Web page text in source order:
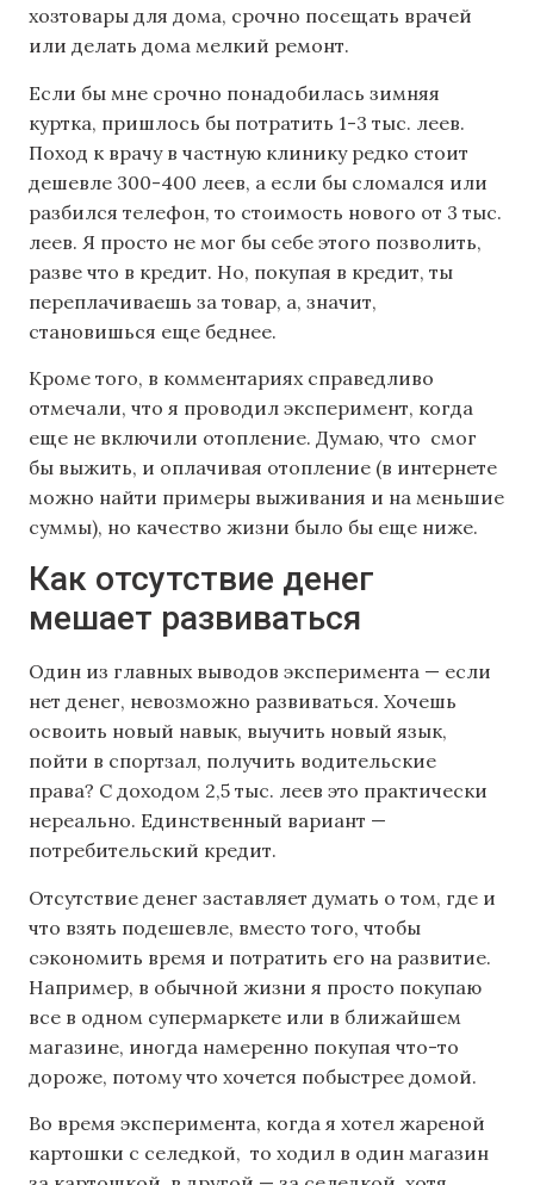
хозтовары для дома, срочно посещать врачей
или делать дома мелкий ремонт.
Если бы мне срочно понадобилась зимняя
куртка, пришлось бы потратить 1-3 тыс. леев.
Поход к врачу в частную клинику редко стоит
дешевле 300-400 леев, а если бы сломался или
разбился телефон, то стоимость нового от 3 тыс.
леев. Я просто не мог бы себе этого позволить,
разве что в кредит. Но, покупая в кредит, ты
переплачиваешь за товар, а, значит,
становишься еще беднее.
Кроме того, в комментариях справедливо
отмечали, что я проводил эксперимент, когда
еще не включили отопление. Думаю, что смог
бы выжить, и оплачивая отопление (в интернете
можно найти примеры выживания и на меньшие
суммы), но качество жизни было бы еще ниже.
Как отсутствие денег
мешает развиваться
Один из главных выводов эксперимента — если
нет денег, невозможно развиваться. Хочешь
освоить новый навык, выучить новый язык,
пойти в спортзал, получить водительские
права? С доходом 2,5 тыс. леев это практически
нереально. Единственный вариант —
потребительский кредит.
Отсутствие денег заставляет думать о том, где и
что взять подешевле, вместо того, чтобы
сэкономить время и потратить его на развитие.
Например, в обычной жизни я просто покупаю
все в одном супермаркете или в ближайшем
магазине, иногда намеренно покупая что-то
дороже, потому что хочется побыстрее домой.
Во время эксперимента, когда я хотел жареной
картошки с селедкой, то ходил в один магазин